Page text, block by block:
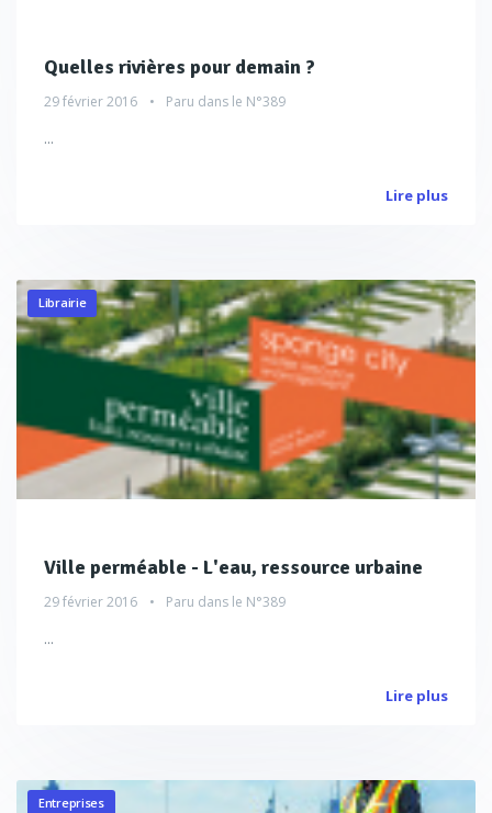
Quelles rivières pour demain ?
29 février 2016 Paru dans le N°389
...
Lire plus
Librairie
Ville perméable - L'eau, ressource urbaine
29 février 2016 Paru dans le N°389
...
Lire plus
Entreprises